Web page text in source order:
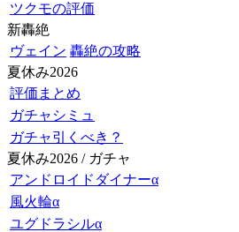
ツクモの評価
新轟絶
ヴェイン 轟絶の攻略
夏休み2026
評価まとめ
ガチャシミュ
ガチャ引くべき？
夏休み2026 / ガチャ
アンドロイドダイナーα
風火輪α
ユグドラシルα